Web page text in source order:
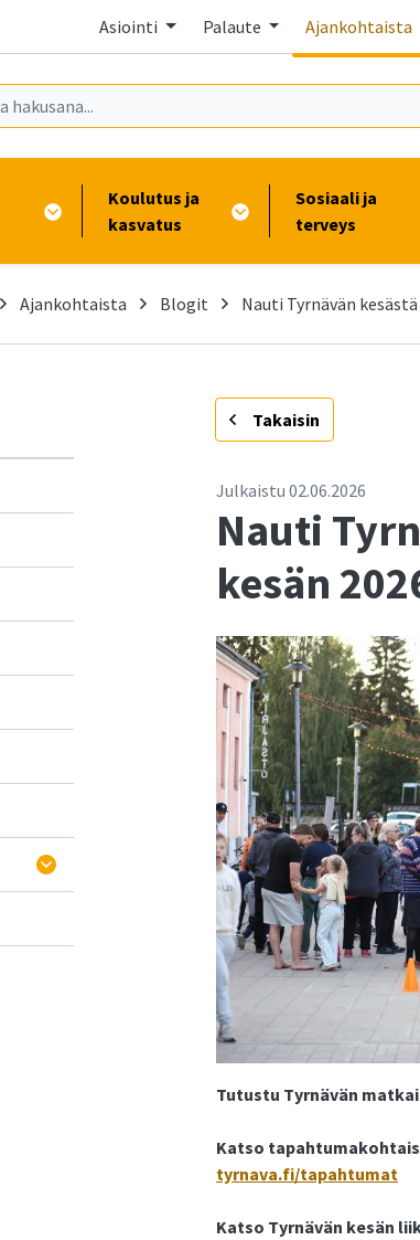
Asiointi Palaute Ajankohtaista
Koulutus ja
kasvatus
Sosiaali ja
terveys
Ajankohtaista Blogit Nauti Tyrnävän
- Takaisin
Julkaistu 02.06.2026
Nauti
kesän
Tutustu Tyrnävän
Katso
tyrnava.fi/tapahtumat
Katso Tyrnävän kesän